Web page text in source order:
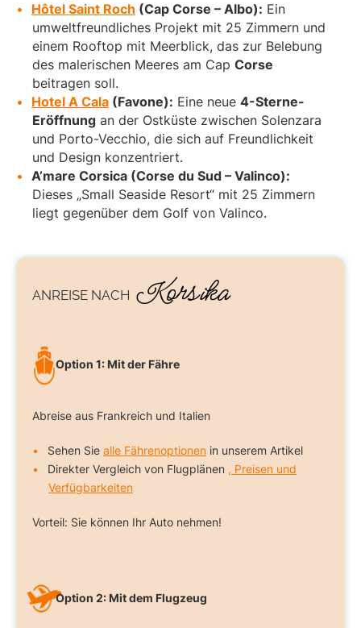
Hôtel Saint Roch (Cap Corse – Albo): Ein
umweltfreundliches Projekt mit 25 Zimmern und
einem Rooftop mit Meerblick, das zur Belebung
des malerischen Meeres am Cap Corse
beitragen soll.
Hotel A Cala (Favone): Eine neue 4-Sterne-
Eröffnung an der Ostküste zwischen Solenzara
und Porto-Vecchio, die sich auf Freundlichkeit
und Design konzentriert.
A’mare Corsica (Corse du Sud – Valinco):
Dieses „Small Seaside Resort“ mit 25 Zimmern
liegt gegenüber dem Golf von Valinco.
ANREISE NACH Korsika
Option 1: Mit der Fähre
Abreise aus Frankreich und Italien
Sehen Sie alle Fährenoptionen in unserem Artikel
Direkter Vergleich von Flugplänen , Preisen und
Verfügbarkeiten
Vorteil: Sie können Ihr Auto nehmen!
Option 2: Mit dem Flugzeug